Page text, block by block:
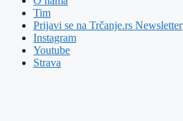
Tim
Prijavi se na Trčanje.rs Newsletter
Instagram
Youtube
Strava